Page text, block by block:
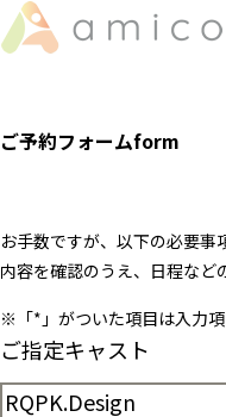
ご予約フォームform
お手数ですが、以下の必要事
内容を確認のうえ、日程など
※「* 」がついた項目は入力項
ご指定キャスト